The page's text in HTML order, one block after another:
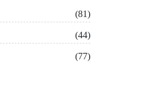
(81)
(44)
(77)